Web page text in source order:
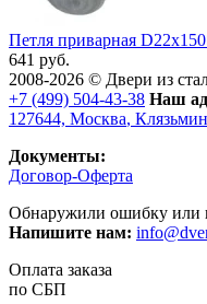
Петля приварная
641 руб.
2008-2026 © Двери из
+7 (499) 504-43-38 Наш
127644, Москва,
Документы:
Договор-Оферта
Обнаружили ошибку или
Напишите нам:
Оплата заказа
по СБП